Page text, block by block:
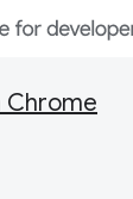
Chrome